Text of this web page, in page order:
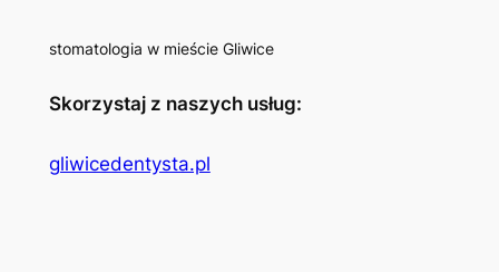
stomatologia w mieście Gliwice
Skorzystaj z naszych usług:
gliwicedentysta.pl